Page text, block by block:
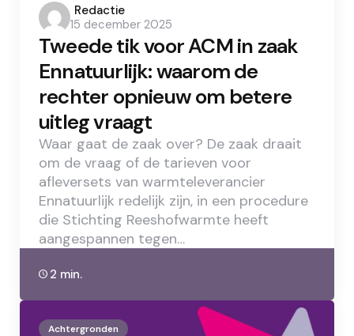
Posted
by
Redactie
15 december 2025
Tweede tik voor ACM in zaak
Ennatuurlijk: waarom de
rechter opnieuw om betere
uitleg vraagt
Waar gaat de zaak over? De zaak draait
om de vraag of de tarieven voor
afleversets van warmteleverancier
Ennatuurlijk redelijk zijn, in een procedure
die Stichting Reeshofwarmte heeft
aangespannen tegen…
2 min.
Achtergronden